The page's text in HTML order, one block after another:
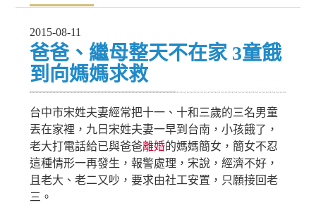
2015-08-11
爸爸、繼母整天不在家 3童餓
到向媽媽求救
台中市宋姓夫妻經常把十一、十和三歲的三名男童
丟在家裡，九日宋姓夫妻一早到台南，小孩餓了，
老大打電話給已與爸爸離婚的媽媽簡女，簡女不忍
這種情形一再發生，報警處理，宋說，經濟不好，
且老大、老二又吵，要求由社工安置，只願接回老
三。